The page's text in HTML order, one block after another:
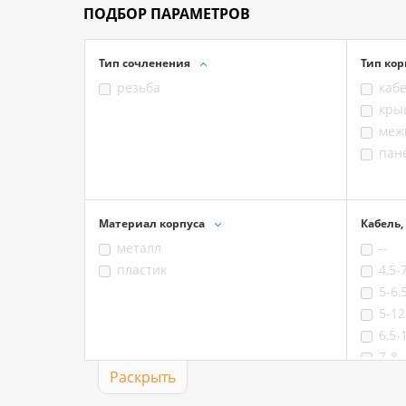
ПОДБОР ПАРАМЕТРОВ
Тип сочленения
резьба
Тип
Материал корпуса
металл
пластик
--
4,5-7
5-6,5
5-12
6,5-
7-8
Раскрыть